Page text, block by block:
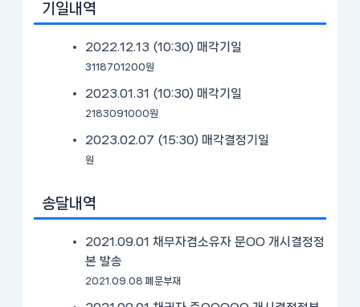
기일내역
2022.12.13 (10:30) 매각기일
3118701200원
2023.01.31 (10:30) 매각기일
2183091000원
2023.02.07 (15:30) 매각결정기일
원
송달내역
2021.09.01 채무자겸소유자 문OO 개시결정정
본 발송
2021.09.08 폐문부재